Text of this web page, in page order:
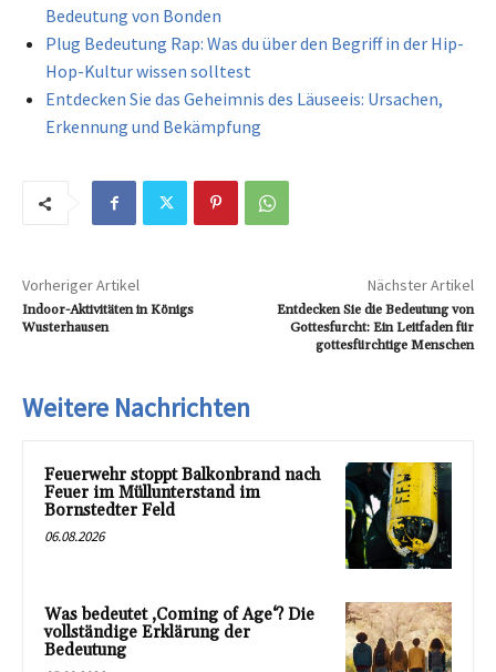
Bedeutung von Bonden
Plug Bedeutung Rap: Was du über den Begriff in der Hip-
Hop-Kultur wissen solltest
Entdecken Sie das Geheimnis des Läuseeis: Ursachen,
Erkennung und Bekämpfung
Vorheriger Artikel
Indoor-Aktivitäten in Königs
Wusterhausen
Nächster Artikel
Entdecken Sie die Bedeutung von
Gottesfurcht: Ein Leitfaden für
gottesfürchtige Menschen
Weitere Nachrichten
Feuerwehr stoppt Balkonbrand nach
Feuer im Müllunterstand im
Bornstedter Feld
06.08.2026
Was bedeutet ‚Coming of Age‘? Die
vollständige Erklärung der
Bedeutung